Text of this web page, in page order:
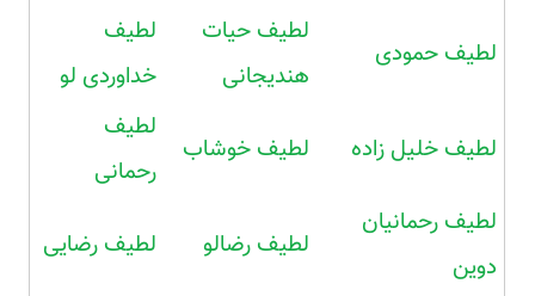
لطیف حمودی
لطیف حیات
هندیجانی
لطیف
خداوردی لو
لطیف خلیل زاده لطیف خوشاب
لطیف
رحمانی
لطیف رحمانیان
دوین
لطیف رضالو لطیف رضایی